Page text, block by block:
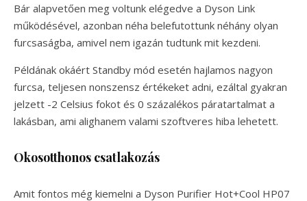
Bár alapvetően meg voltunk elégedve a Dyson Link
működésével, azonban néha belefutottunk néhány olyan
furcsaságba, amivel nem igazán tudtunk mit kezdeni.
Példának okáért Standby mód esetén hajlamos nagyon
furcsa, teljesen nonszensz értékeket adni, ezáltal gyakran
jelzett -2 Celsius fokot és 0 százalékos páratartalmat a
lakásban, ami alighanem valami szoftveres hiba lehetett.
Okosotthonos csatlakozás
Amit fontos még kiemelni a Dyson Purifier Hot+Cool HP07